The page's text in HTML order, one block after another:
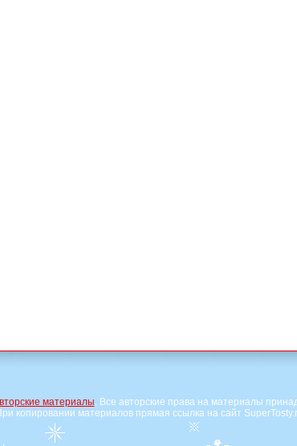
материалы. Все авторские права на материалы
копировании материалов прямая ссылка на сайт